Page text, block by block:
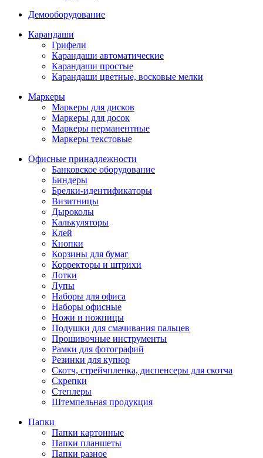
Демооборудование
Карандаши
Грифели
Карандаши автоматические
Карандаши простые
Карандаши цветные, восковые мелки
Маркеры
Маркеры для дисков
Маркеры для досок
Маркеры перманентные
Маркеры текстовые
Офисные принадлежности
Банковское оборудование
Биндеры
Брелки-идентификаторы
Визитницы
Дыроколы
Калькуляторы
Клей
Кнопки
Корзины для бумаг
Корректоры и штрихи
Лотки
Лупы
Наборы для офиса
Наборы офисные
Ножи и ножницы
Подушки для смачивания пальцев
Прошивочные инструменты
Рамки для фотографий
Резинки для купюр
Скотч, стрейчпленка, диспенсеры для скотча
Скрепки
Степлеры
Штемпельная продукция
Папки
Папки картонные
Папки планшеты
Папки разное